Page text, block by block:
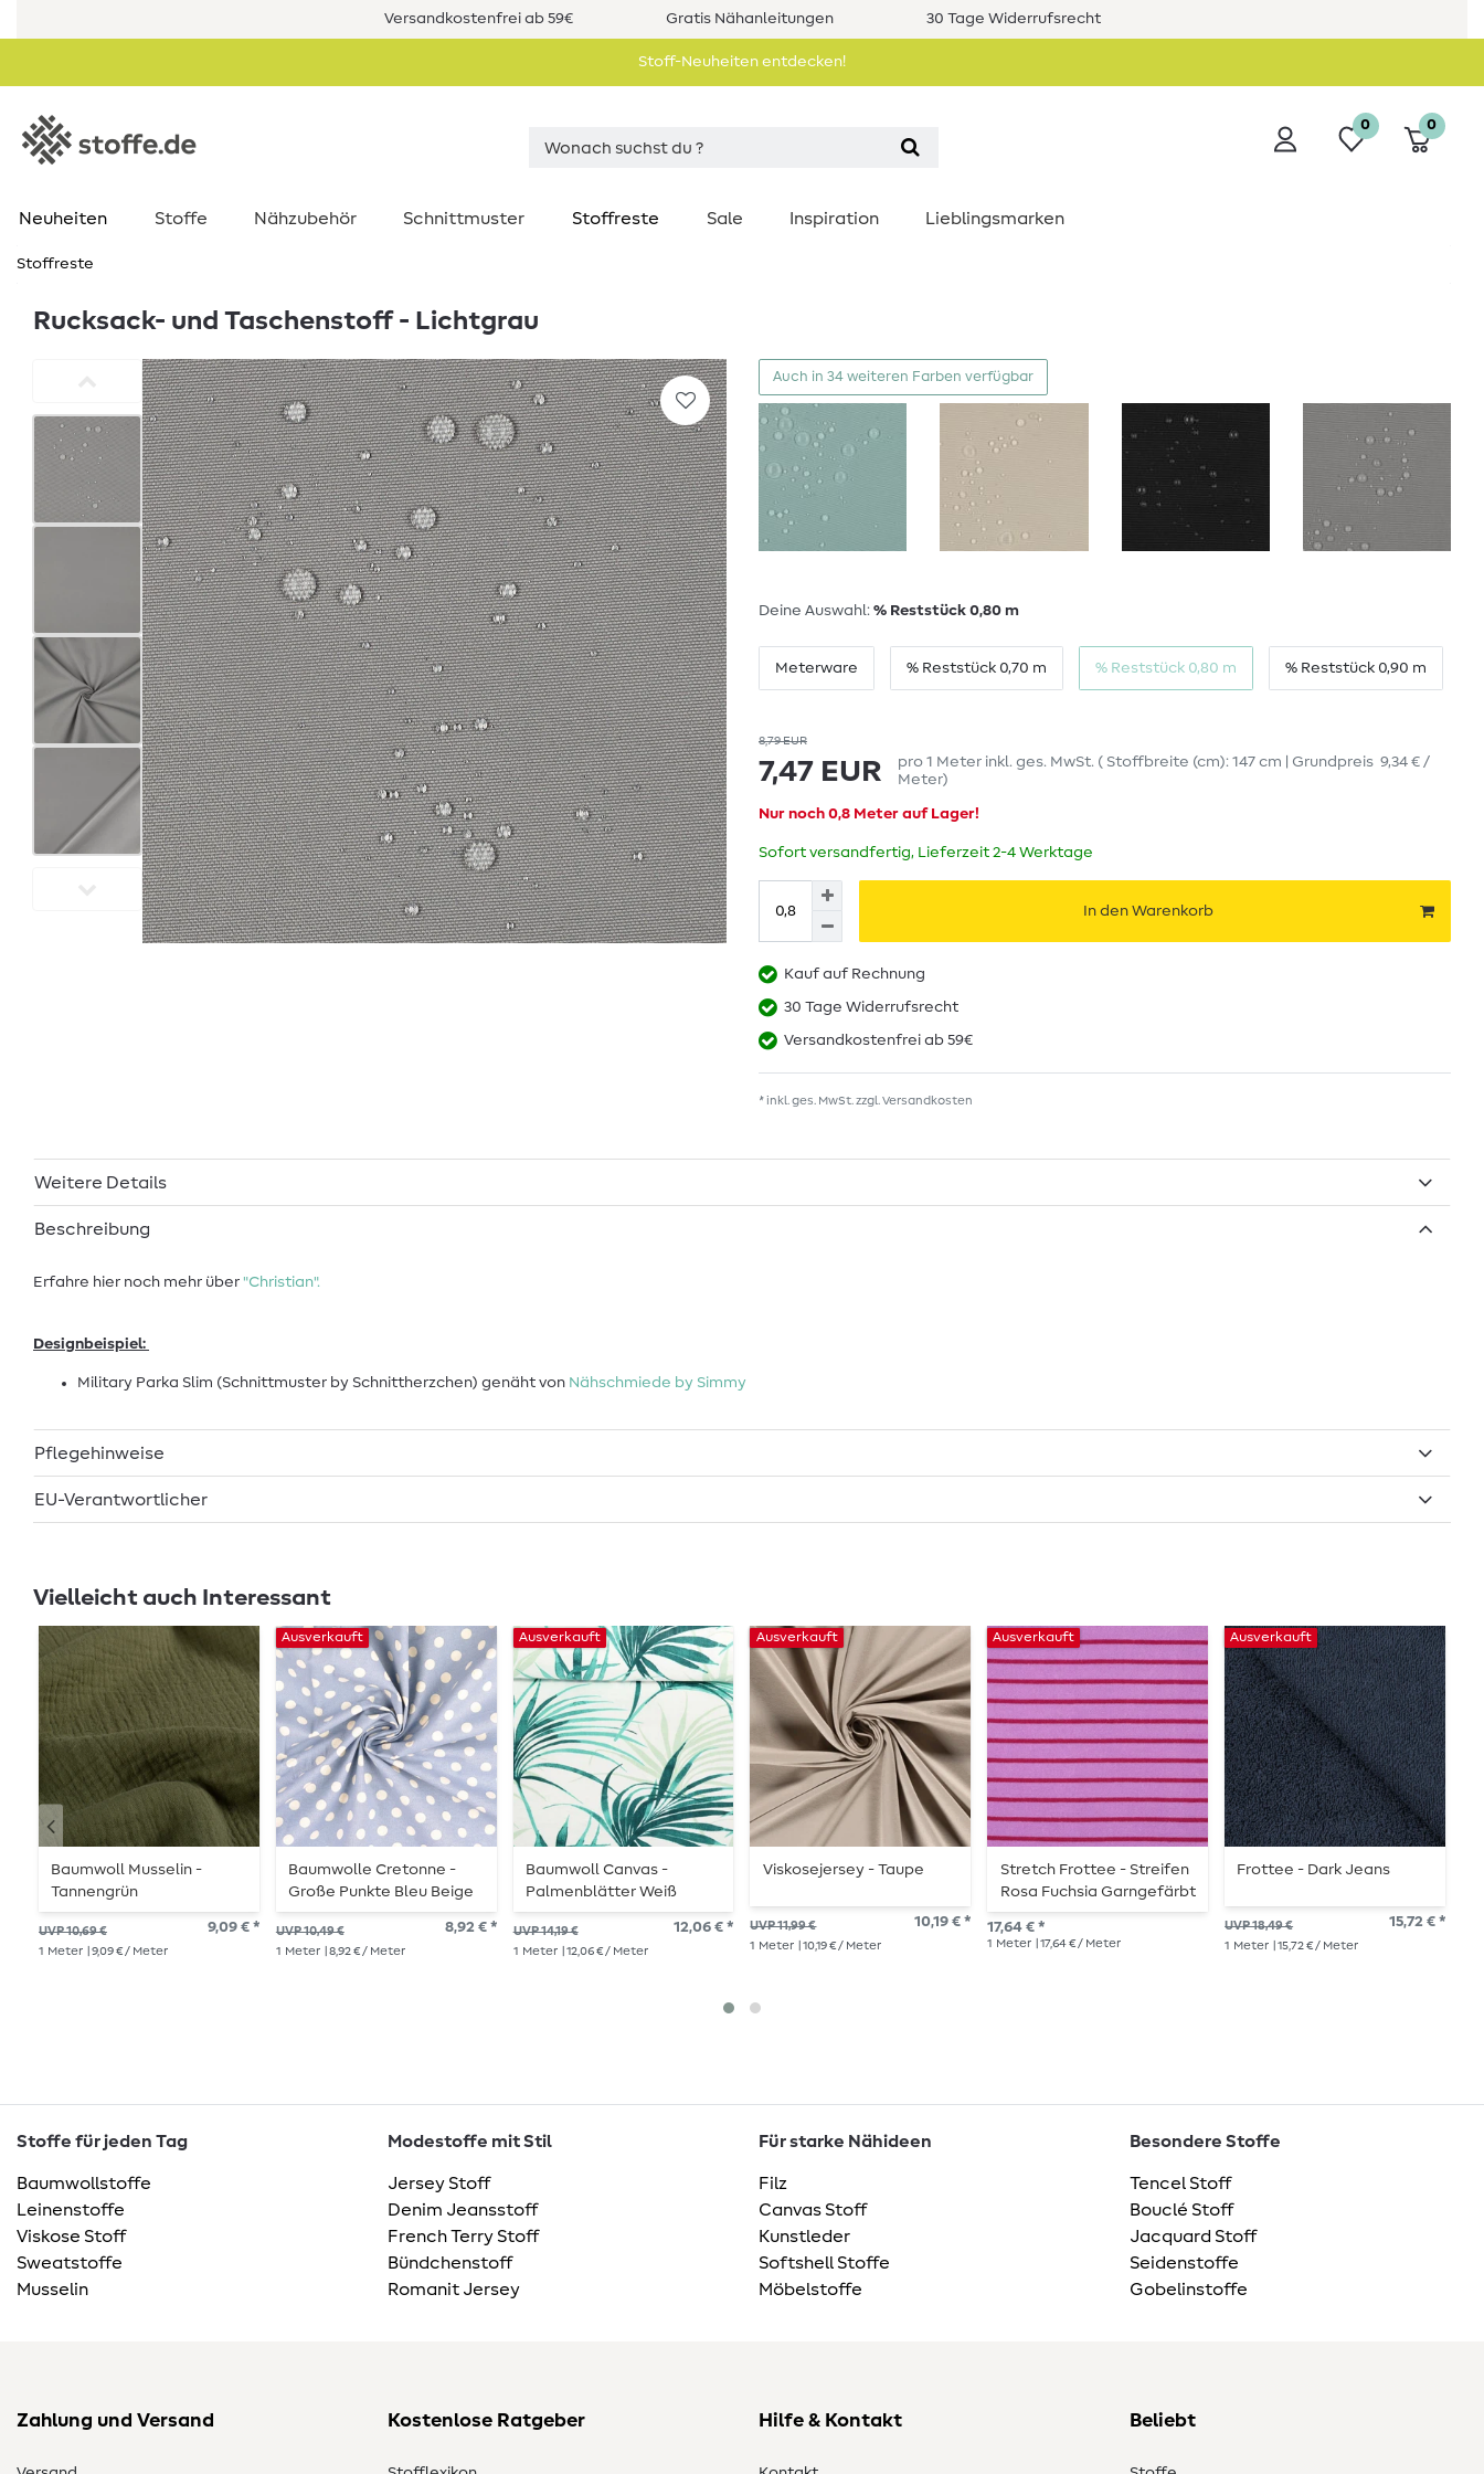
Versandkostenfrei ab 59€ Gratis Nähanleitungen 30 Tage Widerrufsrecht
Stoff-Neuheiten entdecken!
0 0
Neuheiten Stoffe Nähzubehör Schnittmuster Stoffreste Sale Inspiration Lieblingsmarken
Stoffreste
Rucksack- und Taschenstoff - Lichtgrau
Auch in 34 weiteren Farben verfügbar
Deine Auswahl: % Reststück 0,80 m
Meterware % Reststück 0,70 m % Reststück 0,80 m % Reststück 0,90 m
8,79 EUR
7,47 EUR pro 1 Meter inkl. ges. MwSt. ( Stoffbreite (cm): 147 cm | Grundpreis 9,34 € /
Meter)
Nur noch 0,8 Meter auf Lager!
Sofort versandfertig, Lieferzeit 2-4 Werktage
In den Warenkorb
Kauf auf Rechnung
30 Tage Widerrufsrecht
Versandkostenfrei ab 59€
* inkl. ges. MwSt. zzgl.Versandkosten
Weitere Details
Beschreibung
Erfahre hier noch mehr über "Christian".
Designbeispiel:
Military Parka Slim (Schnittmuster by Schnittherzchen) genäht von Nähschmiede by Simmy
Pflegehinweise
EU-Verantwortlicher
Vielleicht auch Interessant
Baumwoll Musselin -
Tannengrün
UVP 10,69 € 9,09 € *
1 Meter | 9,09 € / Meter
Ausverkauft
Baumwolle Cretonne -
Große Punkte Bleu Beige
Wash
UVP 10,49 € 8,92 € *
1 Meter | 8,92 € / Meter
Ausverkauft
Baumwoll Canvas -
Palmenblätter Weiß
Petrol
UVP 14,19 € 12,06 € *
1 Meter | 12,06 € / Meter
Ausverkauft
Viskosejersey - Taupe
UVP 11,99 € 10,19 € *
1 Meter | 10,19 € / Meter
Ausverkauft
Stretch Frottee - Streifen
Rosa Fuchsia Garngefärbt
17,64 € *
1 Meter | 17,64 € / Meter
Ausverkauft
Frottee - Dark Jeans
UVP 18,49 € 15,72 € *
1 Meter | 15,72 € / Meter
Stoffe für jeden Tag
Baumwollstoffe
Leinenstoffe
Viskose Stoff
Sweatstoffe
Musselin
Modestoffe mit Stil
Jersey Stoff
Denim Jeansstoff
French Terry Stoff
Bündchenstoff
Romanit Jersey
Für starke Nähideen
Filz
Canvas Stoff
Kunstleder
Softshell Stoffe
Möbelstoffe
Besondere Stoffe
Tencel Stoff
Bouclé Stoff
Jacquard Stoff
Seidenstoffe
Gobelinstoffe
Zahlung und Versand Kostenlose Ratgeber Hilfe & Kontakt Beliebt